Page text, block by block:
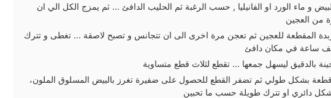
و ماء الورد او الفانيليا , حسب الرغبة ثم الحليب الدافئ ... ثم يمزج الكل الي ان
من العجين
المقطعة للعجين ثم تعجن مرة اخرى الى ان تتجانس و تصبح لاصقة ... تغطى و تترك
ساعة في مكان دافئ
بالدقيق ليسهل جمعها ... تقطع لثلاث قطع متساوية
بشكل طولي ثم تضفر القطع للحصول على ضفيرة تغرز بالبيض المسلوق الملون،
دائري او تترك طويلة حسب ما تحبين